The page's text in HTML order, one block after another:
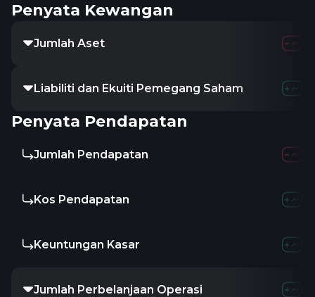
Penyata Kewangan
Jumlah Aset
Liabiliti dan Ekuiti Pemegang Saham
Penyata Pendapatan
Jumlah Pendapatan
Kos Pendapatan
Keuntungan Kasar
Jumlah Perbelanjaan Operasi